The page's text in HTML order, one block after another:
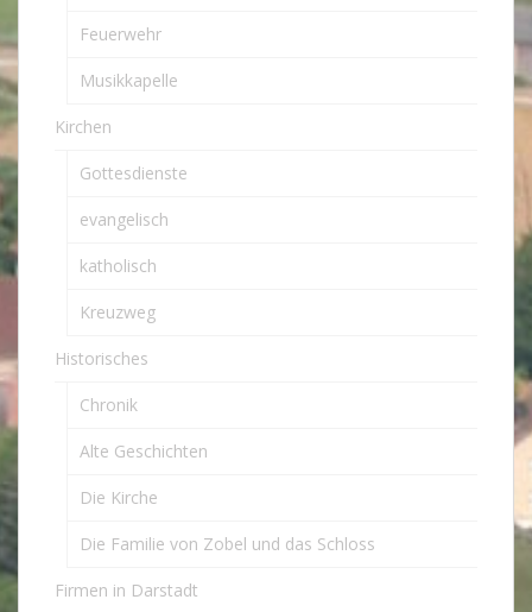
Feuerwehr
Musikkapelle
Kirchen
Gottesdienste
evangelisch
katholisch
Kreuzweg
Historisches
Chronik
Alte Geschichten
Die Kirche
Die Familie von Zobel und das Schloss
Firmen in Darstadt